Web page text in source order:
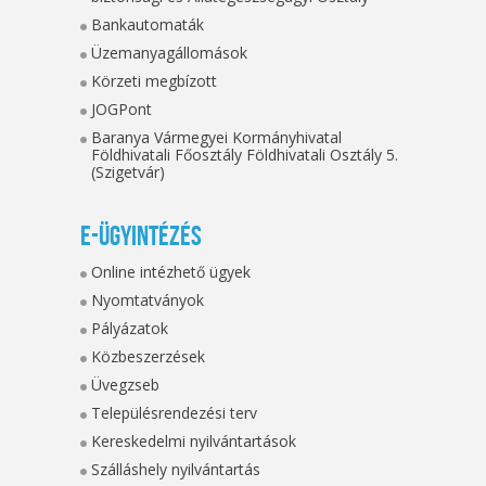
Bankautomaták
Üzemanyagállomások
Körzeti megbízott
JOGPont
Baranya Vármegyei Kormányhivatal
Földhivatali Főosztály Földhivatali Osztály 5.
(Szigetvár)
E-ügyintézés
Online intézhető ügyek
Nyomtatványok
Pályázatok
Közbeszerzések
Üvegzseb
Településrendezési terv
Kereskedelmi nyilvántartások
Szálláshely nyilvántartás